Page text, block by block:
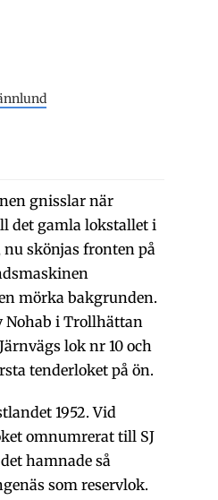
gnisslar när
det gamla lokstallet i
nu skönjas fronten på
mörka bakgrunden.
Nohab i Trollhättan
lok nr 10 och
tenderloket på ön.
1952. Vid
omnumrerat till SJ
hamnade så
som reservlok.